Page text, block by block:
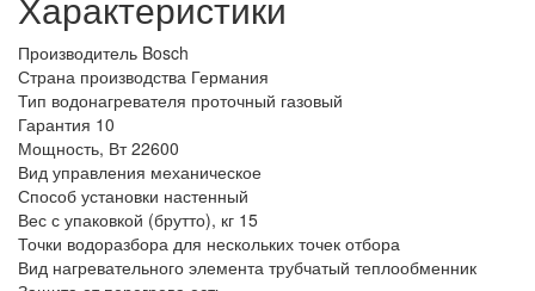
Производитель Bosch
Страна производства Германия
Тип водонагревателя проточный газовый
Гарантия 10
Мощность, Вт 22600
Вид управления механическое
Способ установки настенный
Вес с упаковкой (брутто), кг 15
Точки водоразбора для нескольких точек отбора
Вид нагревательного элемента трубчатый теплообменник